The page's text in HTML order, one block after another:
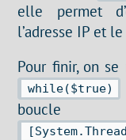
elle permet
l’adresse IP et
Pour finir, on
while($true)